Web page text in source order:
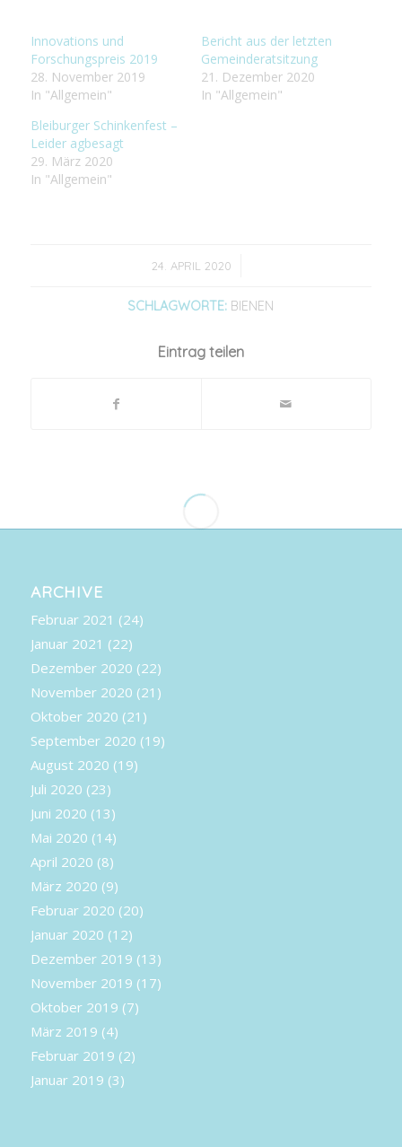
Innovations und
Forschungspreis 2019
28. November 2019
In "Allgemein"
Bericht aus der letzten
Gemeinderatsitzung
21. Dezember 2020
In "Allgemein"
Bleiburger Schinkenfest –
Leider agbesagt
29. März 2020
In "Allgemein"
24. APRIL 2020
/
SCHLAGWORTE: BIENEN
Eintrag teilen
ARCHIVE
Februar 2021 (24)
Januar 2021 (22)
Dezember 2020 (22)
November 2020 (21)
Oktober 2020 (21)
September 2020 (19)
August 2020 (19)
Juli 2020 (23)
Juni 2020 (13)
Mai 2020 (14)
April 2020 (8)
März 2020 (9)
Februar 2020 (20)
Januar 2020 (12)
Dezember 2019 (13)
November 2019 (17)
Oktober 2019 (7)
März 2019 (4)
Februar 2019 (2)
Januar 2019 (3)